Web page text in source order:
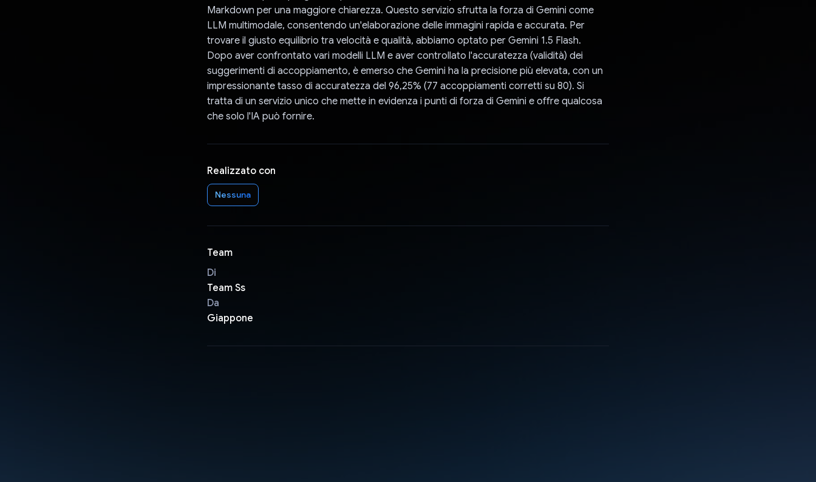
Markdown per una maggiore chiarezza. Questo servizio sfrutta la forza di Gemini come
LLM multimodale, consentendo un'elaborazione delle immagini rapida e accurata. Per
trovare il giusto equilibrio tra velocità e qualità, abbiamo optato per Gemini 1.5 Flash.
Dopo aver confrontato vari modelli LLM e aver controllato l'accuratezza (validità) dei
suggerimenti di accoppiamento, è emerso che Gemini ha la precisione più elevata, con un
impressionante tasso di accuratezza del 96,25% (77 accoppiamenti corretti su 80). Si
tratta di un servizio unico che mette in evidenza i punti di forza di Gemini e offre qualcosa
che solo l'IA può fornire.
Realizzato con
Nessuna
Team
Di
Team Ss
Da
Giappone